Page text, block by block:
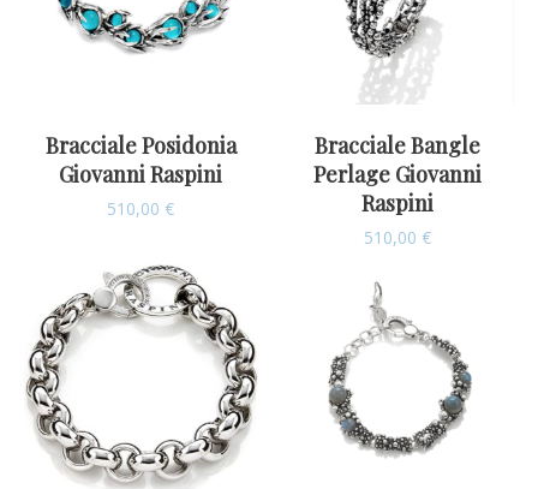
Bracciale Posidonia
Giovanni Raspini
510,00 €
Bracciale Bangle
Perlage Giovanni
Raspini
510,00 €